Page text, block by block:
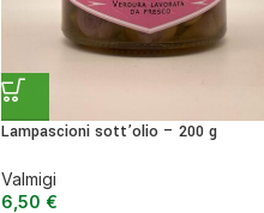
Lampascioni sott’olio – 200 g
Valmigi
6,50 €